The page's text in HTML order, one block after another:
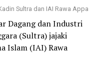
Kendari sudah
di Kelurahan Abeli,
lokasi
2026.
Sultra dan IAI Rawa Appa
Dagang dan Industri
(Sultra) jajaki
Islam (IAI) Rawa